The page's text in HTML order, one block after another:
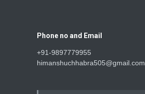
Phone no and Email
+91-9897779955
himanshuchhabra505@gmail.com